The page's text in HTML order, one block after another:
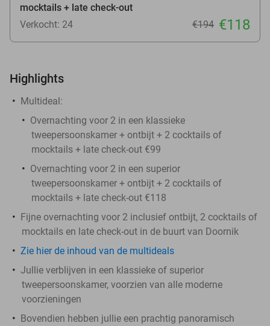
mocktails + late check-out
Verkocht: 24 €194 €118
Highlights
Multideal:
Overnachting voor 2 in een klassieke
tweepersoonskamer + ontbijt + 2 cocktails of
mocktails + late check-out €99
Overnachting voor 2 in een superior
tweepersoonskamer + ontbijt + 2 cocktails of
mocktails + late check-out €118
Fijne overnachting voor 2 inclusief ontbijt, 2 cocktails of
mocktails en late check-out in de buurt van Doornik
Zie hier de inhoud van de multideals
Jullie verblijven in een klassieke of superior
tweepersoonskamer, voorzien van alle moderne
voorzieningen
Bovendien hebben jullie een prachtig panoramisch